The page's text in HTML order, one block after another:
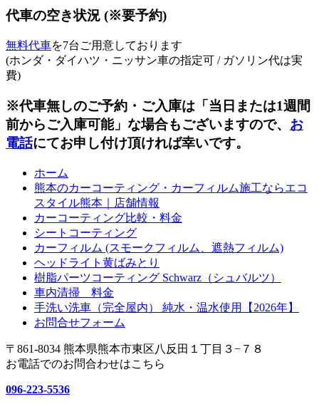
代車の空き状況 (※要予約)
無料代車を7台ご用意しております
(ホンダ・ダイハツ・ニッサン車の指定可 / ガソリン代は実
費)
※代車無しのご予約・ご入庫は「当日または1週間
前からご入庫可能」な場合もございますので、 お
電話にてお申し付け頂ければ幸いです。
ホーム
熊本のカーコーティング・カーフィルム施工ならエコ
スタイル熊本｜店舗情報
カーコーティング比較・料金
シートコーティング
カーフィルム (スモークフィルム、遮熱フィルム)
ヘッドライト黄ばみとり
樹脂パーツコーティング Schwarz（シュバルツ）
車内清掃 料金
手洗い洗車（完全屋内） 純水・温水使用【2026年】
お問合せフォーム
〒861-8034 熊本県熊本市東区八反田１丁目３−７８
お電話でのお問合わせはこちら
096-223-5536